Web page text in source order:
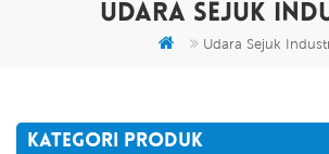
UDARA SEJUK
Udara Sejuk
KATEGORI PRODUK